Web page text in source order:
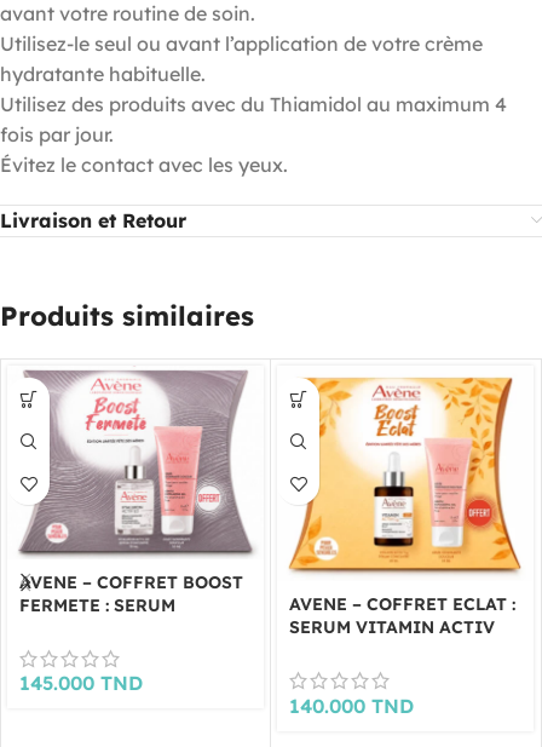
avant votre routine de soin.
Utilisez-le seul ou avant l’application de votre crème
hydratante habituelle.
Utilisez des produits avec du Thiamidol au maximum 4
fois par jour.
Évitez le contact avec les yeux.
Livraison et Retour
Produits similaires
AVENE – COFFRET BOOST
FERMETE : SERUM
GELÉE GOMMANTE
DOUCEUR 50ML OFFERTE
145.000 TND
AVENE – COFFRET ECLAT :
SERUM VITAMIN ACTIV
DOUCEUR 50ML OFFERTE
140.000 TND